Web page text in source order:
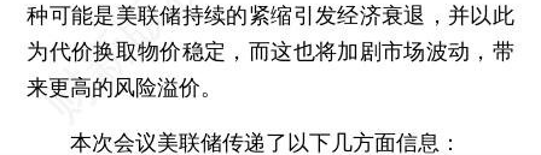
种可能是美联储持续的紧缩引发经济衰退，并以此
为代价换取物价稳定，而这也将加剧市场波动，带
来更高的风险溢价。
本次会议美联储传递了以下几方面信息：